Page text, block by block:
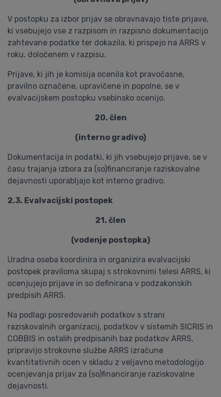
V postopku za izbor prijav se obravnavajo tiste prijave,
ki vsebujejo vse z razpisom in razpisno dokumentacijo
zahtevane podatke ter dokazila, ki prispejo na ARRS v
roku, določenem v razpisu.
Prijave, ki jih je komisija ocenila kot pravočasne,
pravilno označene, upravičene in popolne, se v
evalvacijskem postopku vsebinsko ocenijo.
20. člen
(interno gradivo)
Dokumentacija in podatki, ki jih vsebujejo prijave, se v
času trajanja izbora za (so)financiranje raziskovalne
dejavnosti uporabljajo kot interno gradivo.
2.3. Evalvacijski postopek
21. člen
(vodenje postopka)
Uradna oseba koordinira in organizira evalvacijski
postopek praviloma skupaj s strokovnimi telesi ARRS, ki
ocenjujejo prijave in so definirana v podzakonskih
predpisih ARRS.
Na podlagi posredovanih podatkov s strani
raziskovalnih organizacij, podatkov v sistemih SICRIS in
COBBIS in ostalih predpisanih baz podatkov ARRS,
pripravijo strokovne službe ARRS izračune
kvantitativnih ocen v skladu z veljavno metodologijo
ocenjevanja prijav za (so)financiranje raziskovalne
dejavnosti.